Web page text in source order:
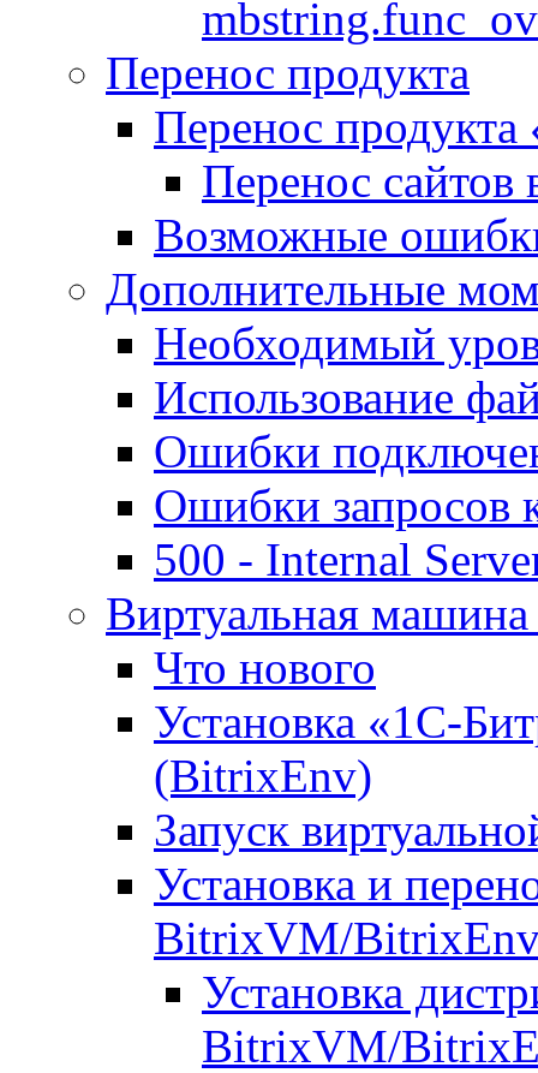
Перенос продукта
Перенос продукта
Перенос сайтов
Возможные
Дополнительные
Необходимый
Использование
Ошибки
Ошибки запросов
500 - Internal
Виртуальная
Что нового
Установка «1С-
(BitrixEnv)
Запуск
Установка и
BitrixVM/
Установка
BitrixVM/